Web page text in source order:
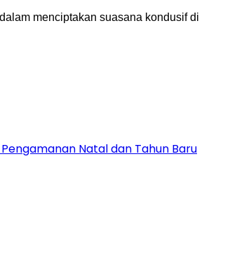
menciptakan suasana kondusif di
Natal dan Tahun Baru